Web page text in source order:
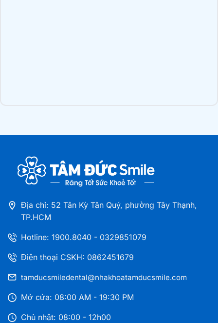
Nha khoa Tâm Đức Smile – CN Hoàng Văn Thụ,
513 Hoàng Văn Thụ, Phường Tân Sơn Nhất, TP.HCM
TPHCM
Nha khoa Tâm Đức Smile – CN Lê Văn Việt, TPHCM
50 Lê Văn Việt, Phường Tăng Nhơn Phú, TP.HCM
Địa chỉ: 52 Tân Kỳ Tân Quý, phường Tây Thạnh,
TP.HCM
Hotline: 1900.8040 - 0329851079
Điện thoại CSKH: 0862451679
tamducsmiledental@nhakhoatamducsmile.com
Mở cửa: 08:00 AM - 19:30 PM
Chủ nhật: 08:00 - 12h00